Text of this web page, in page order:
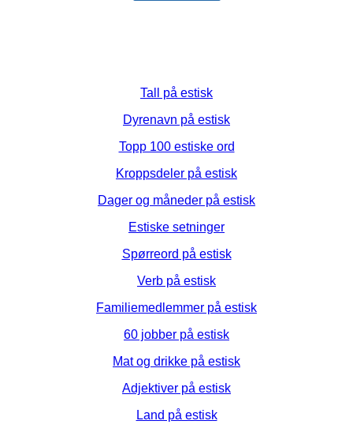
Tall på estisk
Dyrenavn på estisk
Topp 100 estiske ord
Kroppsdeler på estisk
Dager og måneder på estisk
Estiske setninger
Spørreord på estisk
Verb på estisk
Familiemedlemmer på estisk
60 jobber på estisk
Mat og drikke på estisk
Adjektiver på estisk
Land på estisk